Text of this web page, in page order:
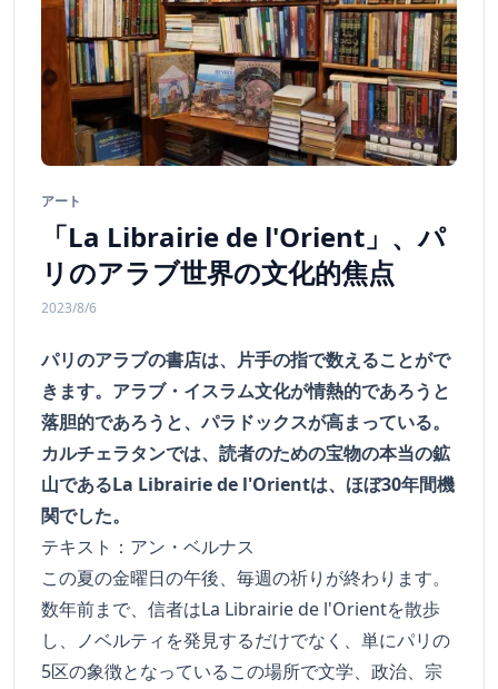
アート
「La Librairie de l'Orient」、パ
リのアラブ世界の文化的焦点
2023/8/6
パリのアラブの書店は、片手の指で数えることがで
きます。アラブ・イスラム文化が情熱的であろうと
落胆的であろうと、パラドックスが高まっている。
カルチェラタンでは、読者のための宝物の本当の鉱
山であるLa Librairie de l'Orientは、ほぼ30年間機
関でした。
テキスト：アン・ベルナス
この夏の金曜日の午後、毎週の祈りが終わります。
数年前まで、信者はLa Librairie de l'Orientを散歩
し、ノベルティを発見するだけでなく、単にパリの
5区の象徴となっているこの場所で文学、政治、宗